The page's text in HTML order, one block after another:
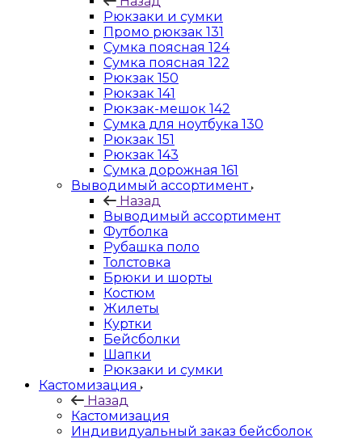
Рюкзаки и сумки
Промо рюкзак 131
Сумка поясная 124
Сумка поясная 122
Рюкзак 150
Рюкзак 141
Рюкзак-мешок 142
Сумка для ноутбука 130
Рюкзак 151
Рюкзак 143
Сумка дорожная 161
Выводимый ассортимент
Назад
Выводимый ассортимент
Футболка
Рубашка поло
Толстовка
Брюки и шорты
Костюм
Жилеты
Куртки
Бейсболки
Шапки
Рюкзаки и сумки
Кастомизация
Назад
Кастомизация
Индивидуальный заказ бейсболок